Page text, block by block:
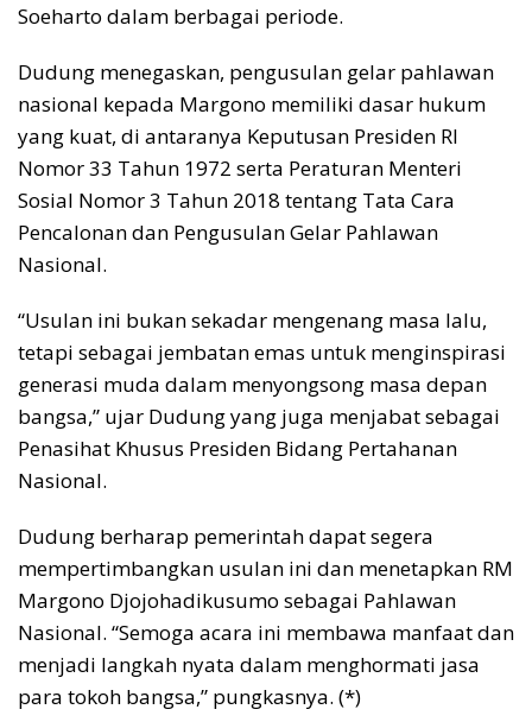
Soeharto dalam berbagai periode.
Dudung menegaskan, pengusulan gelar pahlawan
nasional kepada Margono memiliki dasar hukum
yang kuat, di antaranya Keputusan Presiden RI
Nomor 33 Tahun 1972 serta Peraturan Menteri
Sosial Nomor 3 Tahun 2018 tentang Tata Cara
Pencalonan dan Pengusulan Gelar Pahlawan
Nasional.
“Usulan ini bukan sekadar mengenang masa lalu,
tetapi sebagai jembatan emas untuk menginspirasi
generasi muda dalam menyongsong masa depan
bangsa,” ujar Dudung yang juga menjabat sebagai
Penasihat Khusus Presiden Bidang Pertahanan
Nasional.
Dudung berharap pemerintah dapat segera
mempertimbangkan usulan ini dan menetapkan RM
Margono Djojohadikusumo sebagai Pahlawan
Nasional. “Semoga acara ini membawa manfaat dan
menjadi langkah nyata dalam menghormati jasa
para tokoh bangsa,” pungkasnya. (*)